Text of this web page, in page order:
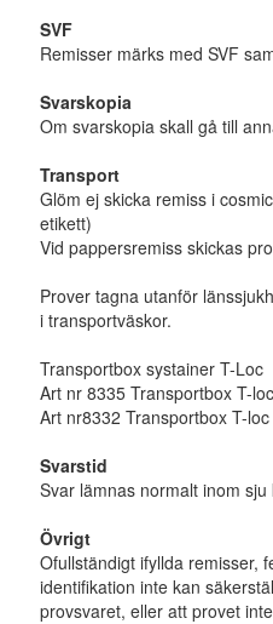
SVF
Remisser märks med SVF
Svarskopia
Om svarskopia skall gå till
Transport
Glöm ej skicka remiss i
etikett)
Vid pappersremiss skickas
Prover tagna utanför
i transportväskor.
Transportbox systainer T-Loc
Art nr 8335 Transportbox T-
Art nr8332 Transportbox T-
Svarstid
Svar lämnas normalt inom
Övrigt
Ofullständigt ifyllda remisser,
identifikation inte kan
provsvaret, eller att provet